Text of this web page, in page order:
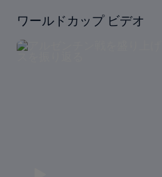
ワールドカップ ビデオ